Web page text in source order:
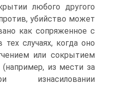
любого другого
убийство может
как сопряженное с
случаях, когда оно
или сокрытием
(например, из мести за
изнасиловании